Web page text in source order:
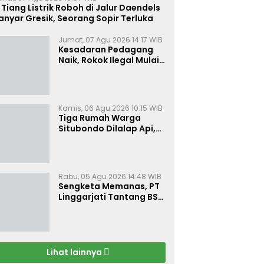
Tiang Listrik Roboh di Jalur Daendels
Gresik, Seorang Sopir Terluka
Jumat, 07 Agu 2026 14:17 WIB
Kesadaran Pedagang
Naik, Rokok Ilegal Mulai
Kamis, 06 Agu 2026 10:15 WIB
Tiga Rumah Warga
Situbondo Dilalap Api,
Rabu, 05 Agu 2026 14:48 WIB
Sengketa Memanas, PT
Linggarjati Tantang BSN
Lihat lainnya